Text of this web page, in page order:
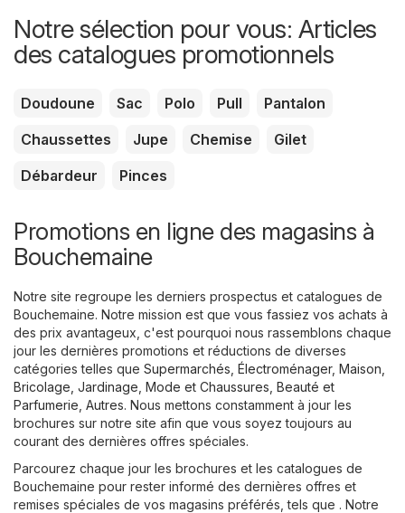
Notre sélection pour vous: Articles
des catalogues promotionnels
Doudoune Sac Polo Pull
Pantalon
Chaussettes
Jupe Chemise
Gilet
Débardeur
Pinces
Promotions en ligne des magasins à
Bouchemaine
Notre site regroupe les derniers prospectus et catalogues de
Bouchemaine. Notre mission est que vous fassiez vos achats à
des prix avantageux, c'est pourquoi nous rassemblons chaque
jour les dernières promotions et réductions de diverses
catégories telles que Supermarchés Électroménager, Maison,
Bricolage, Jardinage Mode et Chaussures Beauté et
Parfumerie Autres. Nous mettons constamment à jour les
brochures sur notre site afin que vous soyez toujours au
courant des dernières offres spéciales.
Parcourez chaque jour les brochures et les catalogues de
Bouchemaine pour rester informé des dernières offres et
remises spéciales de vos magasins préférés, tels que . Notre